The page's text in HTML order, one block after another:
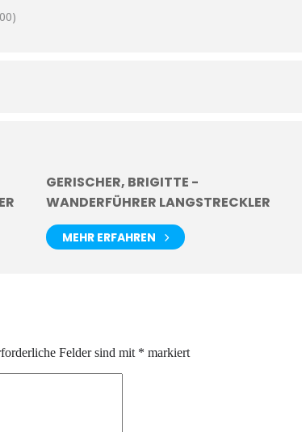
GERISCHER, BRIGITTE -
WANDERFÜHRER LANGSTRECKLER
MEHR ERFAHREN
Felder sind mit * markiert